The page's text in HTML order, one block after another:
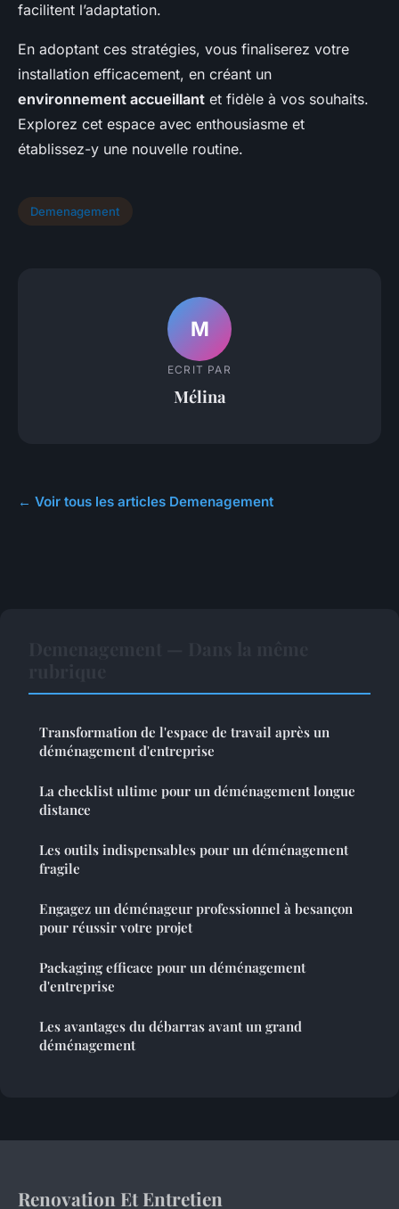
facilitent l’adaptation.
En adoptant ces stratégies, vous finaliserez votre
installation efficacement, en créant un
environnement accueillant et fidèle à vos souhaits.
Explorez cet espace avec enthousiasme et
établissez-y une nouvelle routine.
Demenagement
M
ECRIT PAR
Mélina
← Voir tous les articles Demenagement
Transformation de l'espace de travail après un
déménagement d'entreprise
La checklist ultime pour un déménagement longue
distance
Les outils indispensables pour un déménagement
fragile
Engagez un déménageur professionnel à besançon
pour réussir votre projet
Packaging efficace pour un déménagement
d'entreprise
Les avantages du débarras avant un grand
déménagement
Renovation Et Entretien